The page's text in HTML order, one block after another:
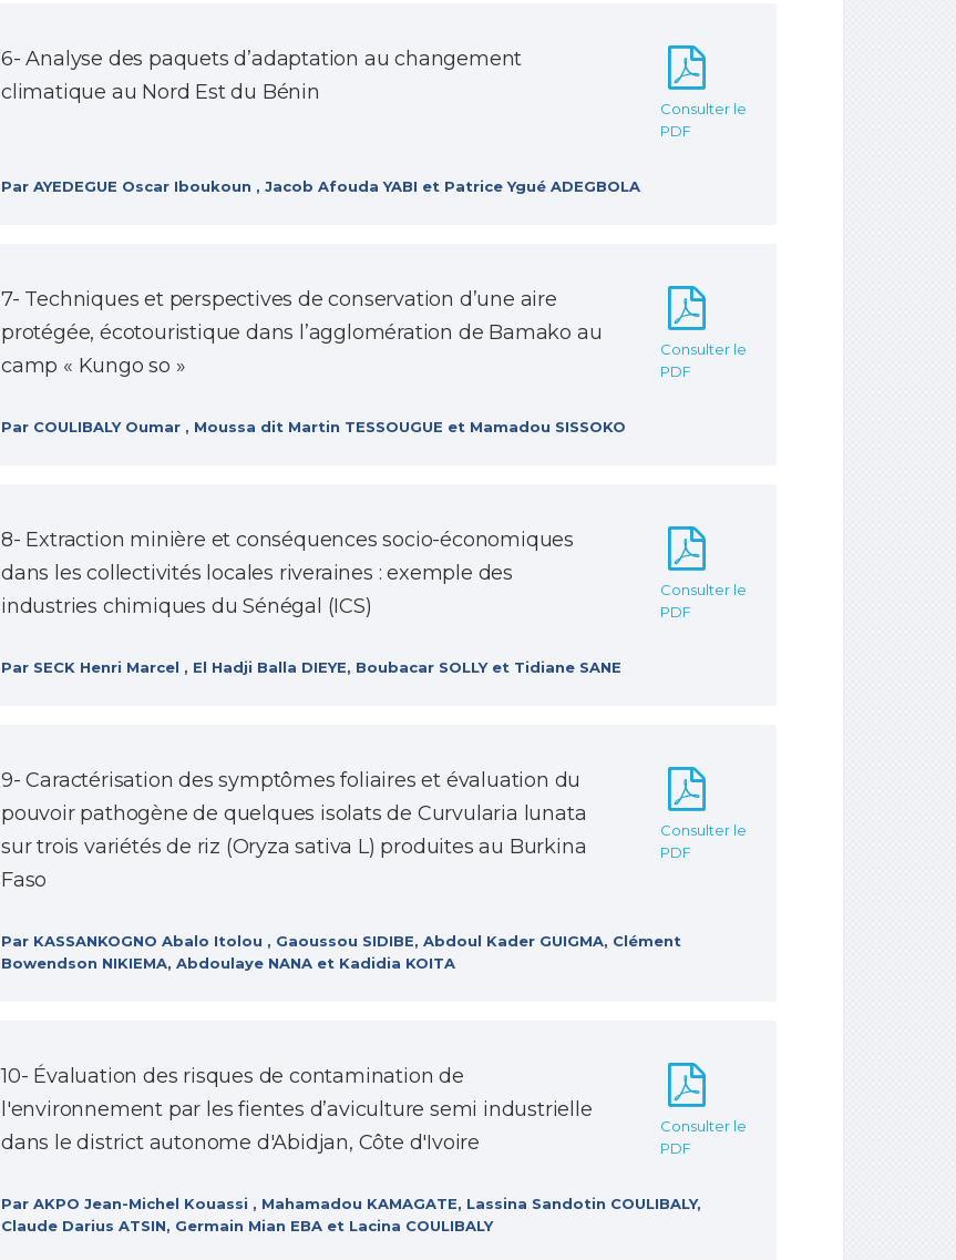
6- Analyse des paquets d’adaptation au changement
climatique au Nord Est du Bénin
Consulter le
PDF
Par AYEDEGUE Oscar Iboukoun , Jacob Afouda YABI et Patrice Ygué ADEGBOLA
7- Techniques et perspectives de conservation d’une aire
protégée, écotouristique dans l’agglomération de Bamako au
camp « Kungo so »
Consulter le
PDF
Par COULIBALY Oumar , Moussa dit Martin TESSOUGUE et Mamadou SISSOKO
8- Extraction minière et conséquences socio-économiques
dans les collectivités locales riveraines : exemple des
industries chimiques du Sénégal (ICS)
Consulter le
PDF
Par SECK Henri Marcel , El Hadji Balla DIEYE, Boubacar SOLLY et Tidiane SANE
9- Caractérisation des symptômes foliaires et évaluation du
pouvoir pathogène de quelques isolats de Curvularia lunata
sur trois variétés de riz (Oryza sativa L) produites au Burkina
Faso
Consulter le
PDF
Par KASSANKOGNO Abalo Itolou , Gaoussou SIDIBE, Abdoul Kader GUIGMA, Clément
Bowendson NIKIEMA, Abdoulaye NANA et Kadidia KOITA
10- Évaluation des risques de contamination de
l'environnement par les fientes d’aviculture semi industrielle
dans le district autonome d'Abidjan, Côte d'Ivoire
Consulter le
PDF
Par AKPO Jean-Michel Kouassi , Mahamadou KAMAGATE, Lassina Sandotin COULIBALY,
Claude Darius ATSIN, Germain Mian EBA et Lacina COULIBALY